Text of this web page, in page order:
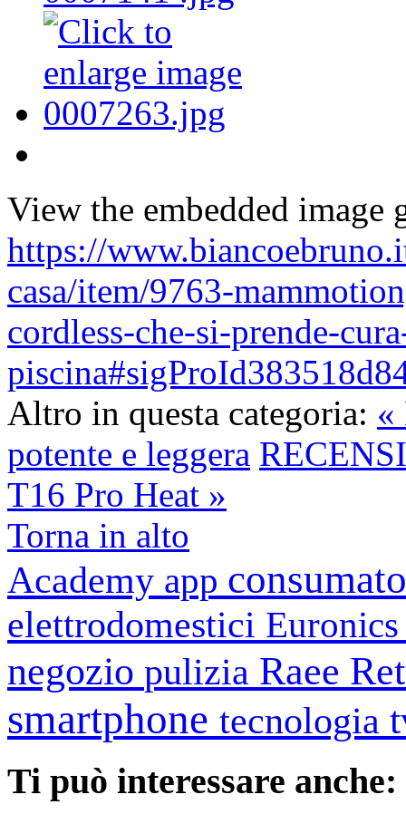
View the embedded image
https://
casa/item/9763-
cordless-che-si-prende-
Altro in questa categoria: «
potente e leggera
T16 Pro Heat »
Torna in alto
Academy app
elettrodomestici
negozio pulizia Raee
smartphone tecnologia
Ti può interessare anche: